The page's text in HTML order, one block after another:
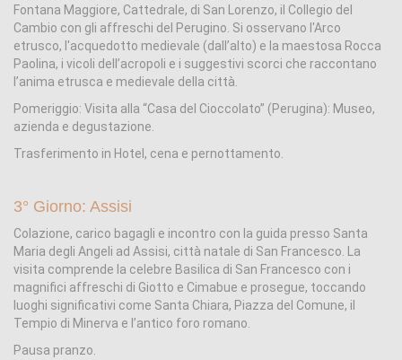
Fontana Maggiore, Cattedrale, di San Lorenzo, il Collegio del
Cambio con gli affreschi del Perugino. Si osservano l'Arco
etrusco, l'acquedotto medievale (dall’alto) e la maestosa Rocca
Paolina, i vicoli dell’acropoli e i suggestivi scorci che raccontano
l’anima etrusca e medievale della città.
Pomeriggio: Visita alla “Casa del Cioccolato” (Perugina): Museo,
azienda e degustazione.
Trasferimento in Hotel, cena e pernottamento.
3° Giorno: Assisi
Colazione, carico bagagli e incontro con la guida presso Santa
Maria degli Angeli ad Assisi, città natale di San Francesco. La
visita comprende la celebre Basilica di San Francesco con i
magnifici affreschi di Giotto e Cimabue e prosegue, toccando
luoghi significativi come Santa Chiara, Piazza del Comune, il
Tempio di Minerva e l’antico foro romano.
Pausa pranzo.